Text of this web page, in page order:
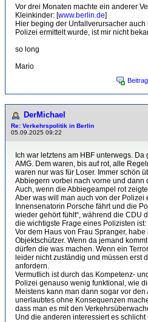
Vor drei Monaten machte ein anderer
Kleinkinder: [www.berlin.de]
Hier beging der Unfallverursacher
Polizei ermittelt wurde, ist mir nicht
so long
Mario
DerMichael
Re: Verkehrspolitik in Berlin
05.09.2025 09:22
Ich war letztens am HBF unterwegs.
AMG. Dem waren, bis auf rot, alle
waren nur was für Loser. Immer schön
Abbiegern vorbei nach vorne und dann
Auch, wenn die Abbiegeampel rot
Aber was will man auch von der Polizei
Innensenatorin Porsche fährt und die
wieder gehört fühlt“, während die CDU
die wichtigste Frage eines Polizisten
Vor dem Haus von Frau Spranger,
Objektschützer. Wenn da jemand
dürfen die was machen. Wenn ein
leider nicht zuständig und müssen erst
anfordern.
Vermutlich ist durch das Kompetenz-
Polizei genauso wenig funktional, wie
Meistens kann man dann sogar vor
unerlaubtes ohne Konsequenzen
dass man es mit den
Und die anderen interessiert es